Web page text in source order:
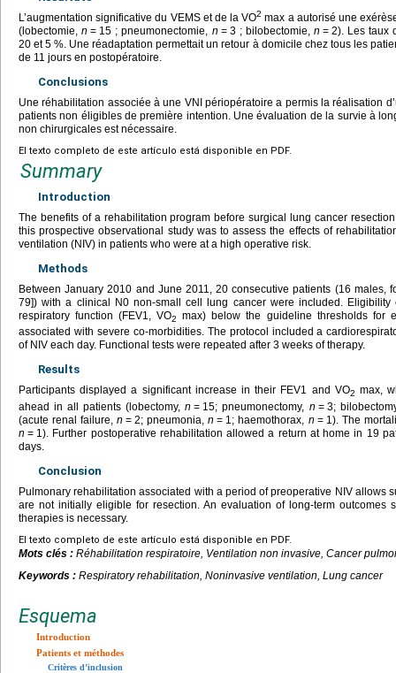
L’augmentation significative du VEMS et de la VO2 max a autorisé une
(lobectomie,n = 15 ; pneumonectomie, n = 3 ; bilobectomie, n = 2). Les taux
20 et 5 %. Une réadaptation permettait un retour à domicile chez tous les
de 11 jours en postopératoire.
Conclusions
Une réhabilitation associée à une VNI périopératoire a permis la réalisation
patients non éligibles de première intention. Une évaluation de la survie à
non chirurgicales est nécessaire.
El texto completo de este artículo está disponible en PDF.
Summary
Introduction
The benefits of a rehabilitation program before surgical lung cancer
this prospective observational study was to assess the effects of
ventilation (NIV) in patients who were at a high operative risk.
Methods
Between January 2010 and June 2011, 20 consecutive patients (16 males,
79]) with a clinical N0 non-small cell lung cancer were included. Eligibility
respiratory function (FEV1, VO2
max) below the guideline thresholds for
associated with severe co-morbidities. The protocol included a
of NIV each day. Functional tests were repeated after 3 weeks of therapy.
Results
Participants displayed a significant increase in their FEV1 and VO2 max,
ahead in all patients (lobectomy,n = 15; pneumonectomy, n = 3;
(acute renal failure,n = 2; pneumonia,n = 1; haemothorax, n = 1). The
n = 1). Further postoperative rehabilitation allowed a return at home in 19
days.
Conclusion
Pulmonary rehabilitation associated with a period of preoperative NIV allows
are not initially eligible for resection. An evaluation of long-term outcomes
therapies is necessary.
El texto completo de este artículo está disponible en PDF.
Mots clés : Réhabilitation respiratoire, Ventilation non invasive, Cancer
Keywords : Respiratory rehabilitation, Noninvasive ventilation, Lung cancer
Esquema
Introduction
Patients et méthodes
Critères d’inclusion